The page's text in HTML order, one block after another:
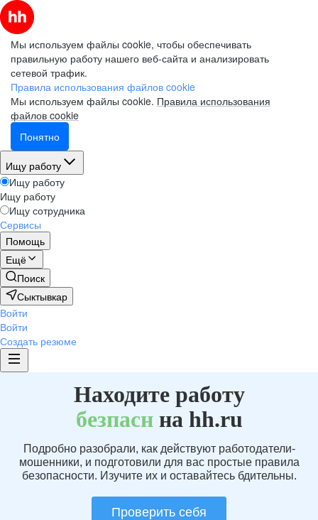
Мы используем файлы cookie, чтобы обеспечивать
правильную работу нашего веб-сайта и анализировать
сетевой трафик.
Правила использования файлов cookie
Мы используем файлы cookie. Правила использования
файлов cookie
Понятно
Ищу работу
Ищу работу
Ищу работу
Ищу сотрудника
Сервисы
Помощь
Ещё
Поиск
Сыктывкар
Войти
Войти
Создать резюме
Находите работу
безпаснна hh.ru
Подробно разобрали, как действуют работодатели-
мошенники, и подготовили для вас простые правила
безопасности. Изучите их и оставайтесь бдительны.
Проверить себя